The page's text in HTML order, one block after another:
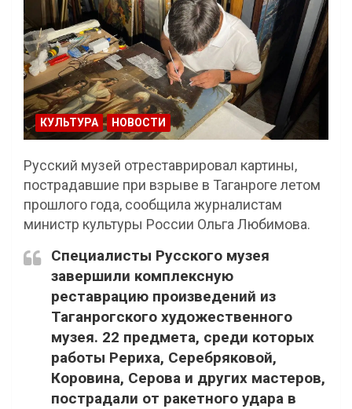
КУЛЬТУРА НОВОСТИ
Русский музей отреставрировал картины,
пострадавшие при взрыве в Таганроге летом
прошлого года, сообщила журналистам
министр культуры России Ольга Любимова.
Специалисты Русского музея
завершили комплексную
реставрацию произведений из
Таганрогского художественного
музея. 22 предмета, среди которых
работы Рериха, Серебряковой,
Коровина, Серова и других мастеров,
пострадали от ракетного удара в